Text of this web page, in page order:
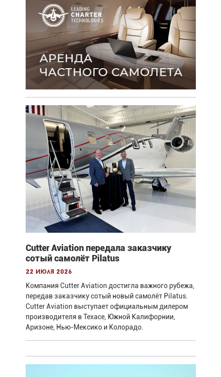
Cutter Aviation передала заказчику
сотый самолёт Pilatus
22 июля 2026
Компания Cutter Aviation достигла важного рубежа,
передав заказчику сотый новый самолёт Pilatus.
Cutter Aviation выступает официальным дилером
производителя в Техасе, Южной Калифорнии,
Аризоне, Нью-Мексико и Колорадо.